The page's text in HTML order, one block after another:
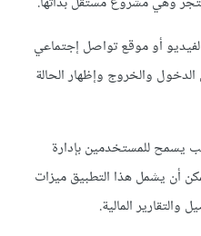
أو موقع تواصل إجتماعي
والخروج وإظهار الحالة
يسمح للمستخدمين بإدارة
أن يشمل هذا التطبيق ميزات
المالية.